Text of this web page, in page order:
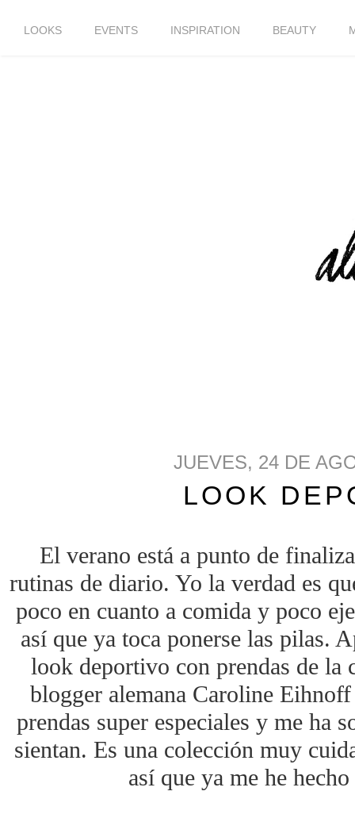
LOOKS EVENTS INSPIRATION BEAUTY
JUEVES, 24 DE
LOOK
El verano está a punto de
rutinas de diario. Yo la verdad es
poco en cuanto a comida y poco
así que ya toca ponerse las pilas.
look deportivo con prendas de la
blogger alemana Caroline
prendas super especiales y me ha
sientan. Es una colección muy
así que ya me he